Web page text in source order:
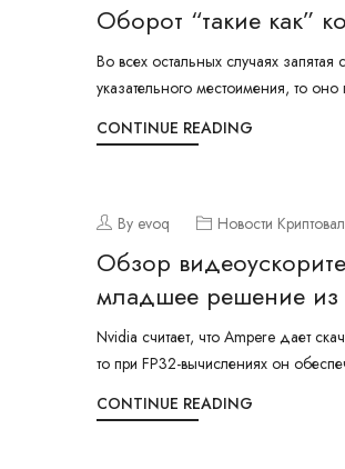
Оборот “такие как”
Во всех остальных случаях запятая
указательного местоимения, то
CONTINUE READING
By evoq Новости
Обзор
младшее решение из
Nvidia считает, что Ampere дает
то при FP32-вычислениях он
CONTINUE READING